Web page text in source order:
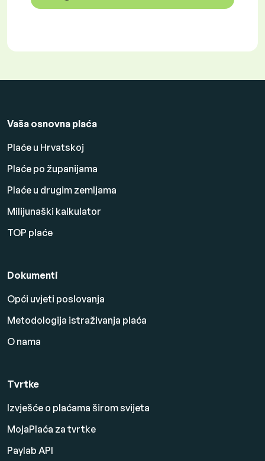
Vaša osnovna plaća
Plaće u Hrvatskoj
Plaće po županijama
Plaće u drugim zemljama
Milijunaški kalkulator
TOP plaće
Dokumenti
Opći uvjeti poslovanja
Metodologija istraživanja plaća
O nama
Tvrtke
Izvješće o plaćama širom svijeta
MojaPlaća za tvrtke
Paylab API